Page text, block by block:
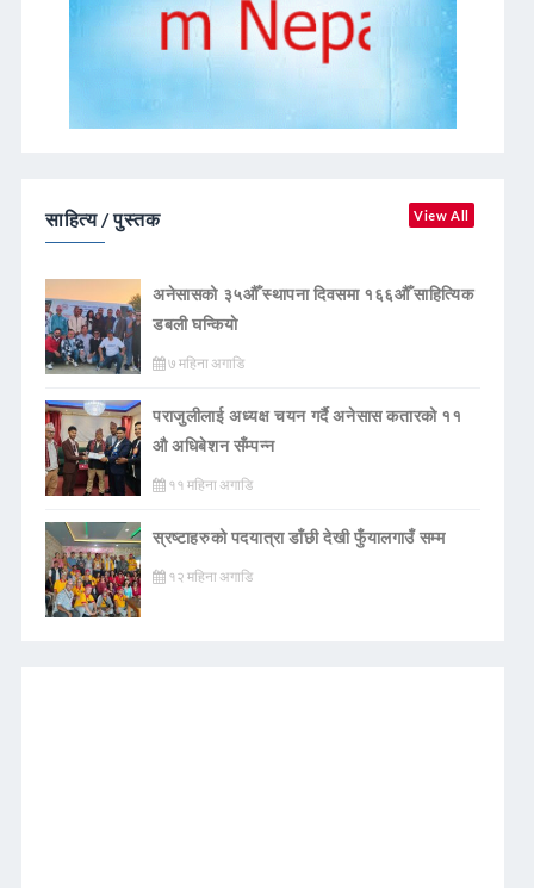
साहित्य / पुस्तक View All
अनेसासको ३५औँ स्थापना दिवसमा १६६औँ साहित्यिक
डबली घन्कियाे
७ महिना अगाडि
पराजुलीलाई अध्यक्ष चयन गर्दै अनेसास कतारको ११
औ अधिबेशन सँम्पन्न
११ महिना अगाडि
स्रष्टाहरुको पदयात्रा डाँछी देखी फुँयालगाउँ सम्म
१२ महिना अगाडि